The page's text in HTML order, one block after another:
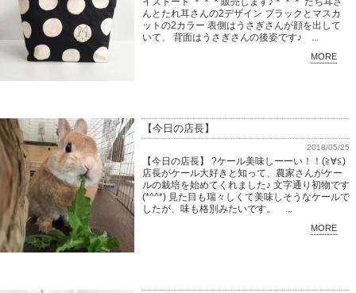
んとたれ耳さんの2デザイン ブラックとマスカ
ットの2カラー 表側はうさぎさんが顔を出して
いて、 背面はうさぎさんの後姿です♪ ...
MORE
【今日の店長】
2018/05/25
【今日の店長】 ?ケール美味しーーい！！(≧∀≦)
店長がケール大好きと知って、農家さんがケー
ルの栽培を始めてくれました♪ 文字通り初物です
(*^^*) 見た目も瑞々しくて美味しそうなケールで
したが、味も格別みたいです。 ...
MORE